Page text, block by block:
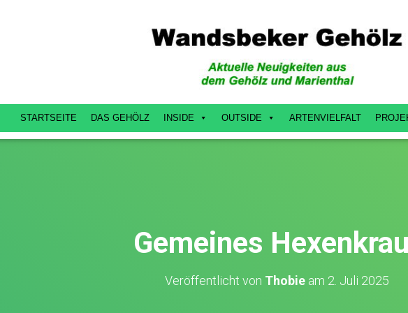
STARTSEITE DAS GEHÖLZ INSIDE OUTSIDE ARTENVIELFALT
Gemeines
Veröffentlicht von Thobieam 2. Juli 2025